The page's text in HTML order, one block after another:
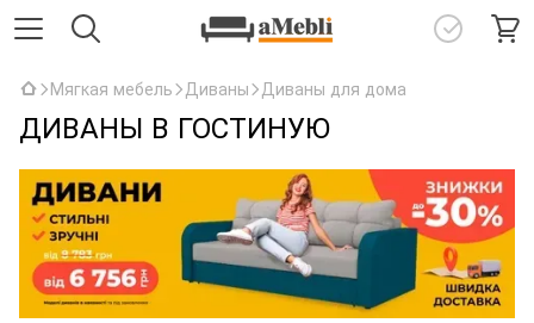
Мягкая мебель Диваны Диваны для дома
ДИВАНЫ В ГОСТИНУЮ